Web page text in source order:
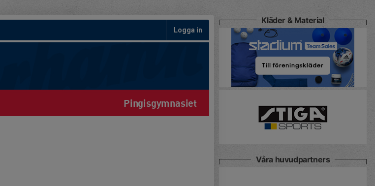
Logga in
Pingisgymnasiet
Kläder & Material
Våra huvudpartners